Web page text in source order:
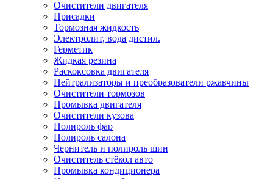
Очистители двигателя
Присадки
Тормозная жидкость
Электролит, вода дистил.
Герметик
Жидкая резина
Раскоксовка двигателя
Нейтрализаторы и преобразователи ржавчины
Очистители тормозов
Промывка двигателя
Очистители кузова
Полироль фар
Полироль салона
Чернитель и полироль шин
Очиститель стёкол авто
Промывка кондиционера